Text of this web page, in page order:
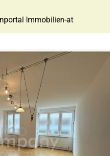
Immobilien-at